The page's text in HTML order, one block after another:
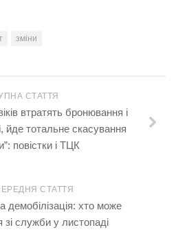
зміни
СТАТТЯ
втратять бронювання і
йде тотальне скасування
повістки і ТЦК
СТАТТЯ
демобілізація: хто може
зі служби у листопаді